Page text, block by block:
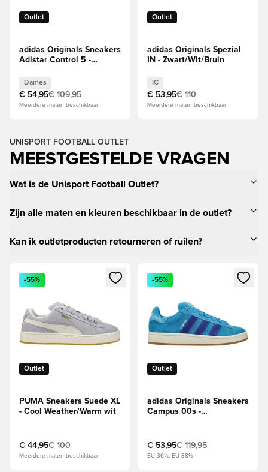
Outlet
adidas Originals Sneakers
Adistar Control 5 -
Silver Dames
Dames
€ 54,95€ 109,95
Meerdere maten beschikbaar
Outlet
adidas Originals Spezial
IN - Zwart/Wit/Bruin
IC
€ 53,95€ 110
Meerdere maten beschikbaar
UNISPORT FOOTBALL OUTLET
MEESTGESTELDE VRAGEN
Wat is de Unisport Football Outlet?
Zijn alle maten en kleuren beschikbaar in de outlet?
Kan ik outletproducten retourneren of ruilen?
Opent een venster om in te loggen of je aan te melden als
Outlet
-55%
PUMA Sneakers Suede XL
- Cool Weather/Warm wit
€ 44,95€ 100
Meerdere maten beschikbaar
Opent een venster om in te
Outlet
-55%
adidas Originals Sneakers
Campus 00s -
€ 53,95€ 119,95
EU 36½, EU 38½